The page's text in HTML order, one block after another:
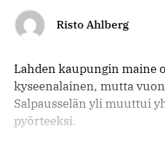
Risto Ahlberg
Lahden kaupungin maine
kyseenalainen, mutta
Salpausselän yli muuttui
pyörteeksi.